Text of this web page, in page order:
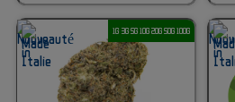
1G 3G 5G 10G 20G 50G 100G